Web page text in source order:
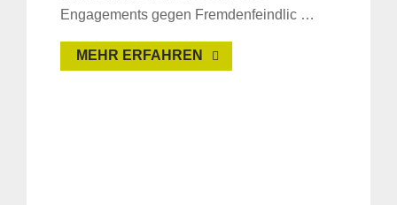
Engagements gegen Fremdenfeindlic …
MEHR ERFAHREN